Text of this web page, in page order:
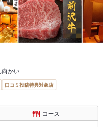
向かい
口コミ投稿特典対象店
コース